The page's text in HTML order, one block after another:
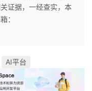
证据，一经查实，本
：
AI平台